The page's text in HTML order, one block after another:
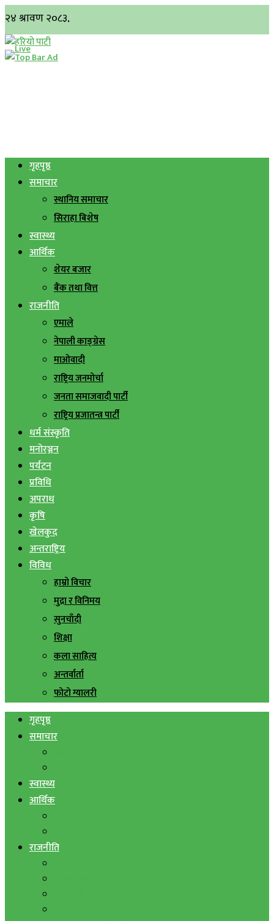
गृहपृष्ठ
समाचार
स्थानिय समाचार
सिराहा बिशेष
स्वास्थ्य
आर्थिक
शेयर बजार
बैंक तथा वित्त
राजनीति
एमाले
नेपाली काङ्ग्रेस
माओवादी
राष्ट्रिय जनमोर्चा
जनता समाजवादी पार्टी
राष्ट्रिय प्रजातन्त्र पार्टी
धर्म संस्कृति
मनोरञ्जन
पर्यटन
प्रविधि
अपराध
कृषि
खेलकुद
अन्तराष्ट्रिय
विविध
हाम्रो विचार
मुद्रा र विनिमय
सुनचाँदी
शिक्षा
कला साहित्य
अन्तर्वार्ता
फोटो ग्यालरी
गृहपृष्ठ
समाचार
स्वास्थ्य
आर्थिक
राजनीति